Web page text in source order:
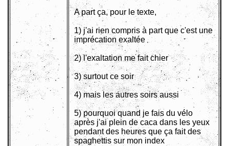
A part ça, pour le texte,
1) j'ai rien compris à part que c'est une
imprécation exaltée
2) l'exaltation me fait chier
3) surtout ce soir
4) mais les autres soirs aussi
5) pourquoi quand je fais du vélo
après j'ai plein de caca dans les yeux
pendant des heures que ça fait des
spaghettis sur mon index